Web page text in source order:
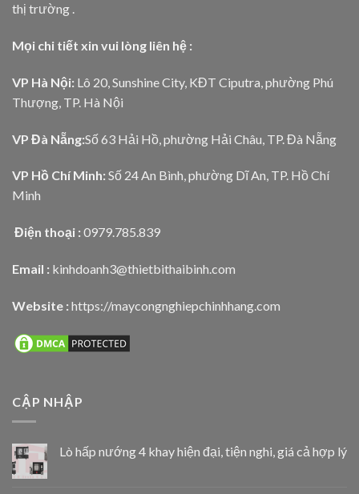
thị trường .
Mọi chi tiết xin vui lòng liên hệ :
VP Hà Nội: Lô 20, Sunshine City, KĐT Ciputra, phường Phú
Thượng, TP. Hà Nội
VP Đà Nẵng:Số 63 Hải Hồ, phường Hải Châu, TP. Đà Nẵng
VP Hồ Chí Minh: Số 24 An Bình, phường Dĩ An, TP. Hồ Chí
Minh
Điện thoại : 0979.785.839
Email : kinhdoanh3@thietbithaibinh.com
Website : https://maycongnghiepchinhhang.com
CẬP NHẬP
Lò hấp nướng 4 khay hiện đại, tiện nghi, giá cả hợp lý